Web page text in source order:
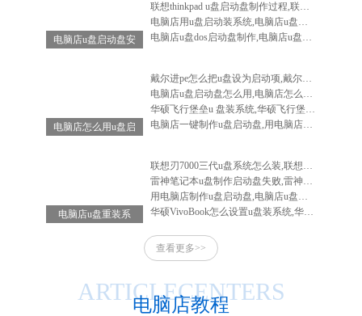
电脑店u盘启动盘安
联想thinkpad u盘启动盘制作过程,联想笔记本u盘启动盘制作
电脑店用u盘启动装系统,电脑店u盘启动盘安装系统
电脑店u盘dos启动盘制作,电脑店u盘启动盘制作软件
电脑店怎么用u盘启
戴尔进pe怎么把u盘设为启动项,戴尔电脑进入bios设置u盘启动
电脑店u盘启动盘怎么用,电脑店怎么做启动u盘
华硕飞行堡垒u 盘装系统,华硕飞行堡垒装系统教程
电脑店一键制作u盘启动盘,用电脑店制作u盘启动盘
电脑店u盘重装系
联想刃7000三代u盘系统怎么装,联想刃7000怎么重装系统
雷神笔记本u盘制作启动盘失败,雷神笔记本u盘启动不了
用电脑店制作u盘启动盘,电脑店u盘启动盘制作工具教程
华硕VivoBook怎么设置u盘装系统,华硕vivobook如何重装系统
查看更多>>
电脑店教程
ARTICLECENTERS